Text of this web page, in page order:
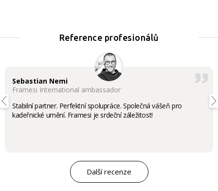
Reference profesionálů
Sebastian Nemi
Framesi International ambassador
Stabilní partner. Perfektní spolupráce. Společná vášeň pro
kadeřnické umění. Framesi je srdeční záležitost!
Další recenze